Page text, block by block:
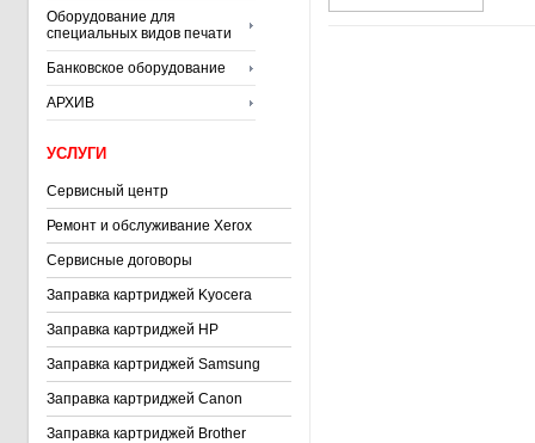
Оборудование для
специальных видов печати
Банковское оборудование
АРХИВ
УСЛУГИ
Сервисный центр
Ремонт и обслуживание Xerox
Сервисные договоры
Заправка картриджей Kyocera
Заправка картриджей HP
Заправка картриджей Samsung
Заправка картриджей Canon
Заправка картриджей Brother